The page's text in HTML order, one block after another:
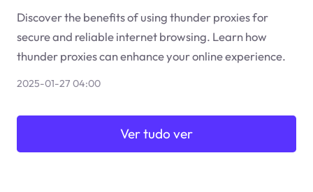
Discover the benefits of using thunder proxies for
secure and reliable internet browsing. Learn how
thunder proxies can enhance your online experience.
2025-01-27 04:00
Ver tudo ver